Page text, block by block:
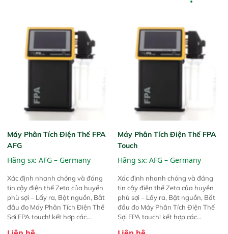
Máy Phân Tích Điện Thế FPA
AFG
Hãng sx: AFG – Germany
Xác định nhanh chóng và đáng
tin cậy điện thế Zeta của huyền
phù sợi – Lấy ra, Bật nguồn, Bắt
đầu đo Máy Phân Tích Điện Thế
Sợi FPA touch! kết hợp các
Máy Phân Tích Điện Thế FPA
Touch
Hãng sx: AFG – Germany
Xác định nhanh chóng và đáng
tin cậy điện thế Zeta của huyền
phù sợi – Lấy ra, Bật nguồn, Bắt
đầu đo Máy Phân Tích Điện Thế
Sợi FPA touch! kết hợp các